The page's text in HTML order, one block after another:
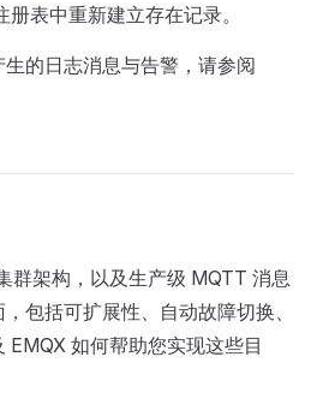
表中重新建立存在记录。
的日志消息与告警，请参阅
群架构，以及生产级 MQTT 消息
包括可扩展性、自动故障切换、
EMQX 如何帮助您实现这些目